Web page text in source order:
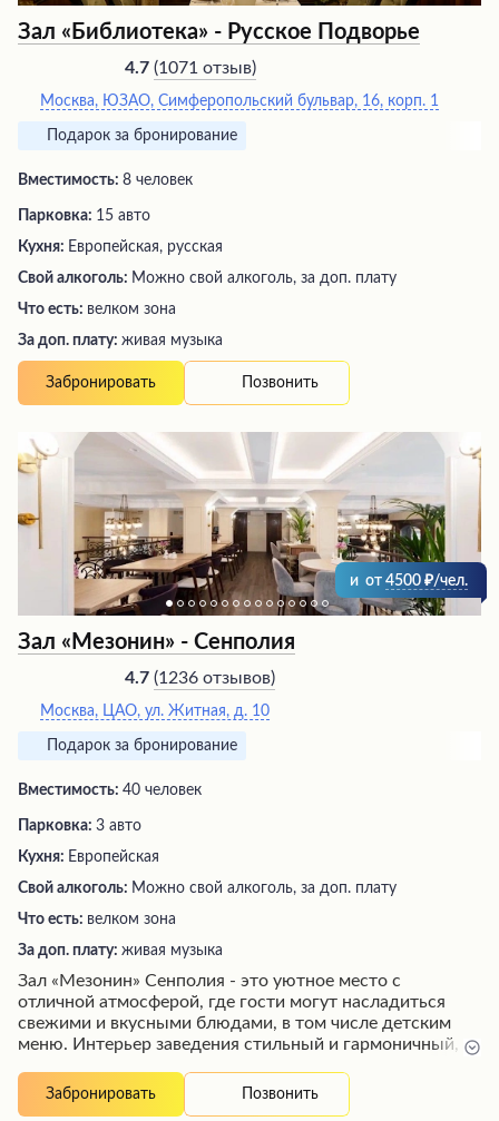
Зал «Библиотека» - Русское Подворье
4.7 (1071 отзыв)
Москва, ЮЗАО, Симферопольский бульвар, 16, корп. 1
Подарок за бронирование
Вместимость: 8 человек
Парковка: 15 авто
Кухня: Европейская, русская
Свой алкоголь: Можно свой алкоголь, за доп. плату
Что есть: велком зона
За доп. плату: живая музыка
Забронировать Позвонить
и от 4500 /чел.
Зал «Мезонин» - Сенполия
4.7 (1236 отзывов)
Москва, ЦАО, ул. Житная, д. 10
Подарок за бронирование
Вместимость: 40 человек
Парковка: 3 авто
Кухня: Европейская
Свой алкоголь: Можно свой алкоголь, за доп. плату
Что есть: велком зона
За доп. плату: живая музыка
Зал «Мезонин» Сенполия - это уютное место с
отличной атмосферой, где гости могут насладиться
свежими и вкусными блюдами, в том числе детским
меню. Интерьер заведения стильный и гармоничный, а
комфортную обстановку. Кроме того, в заведении часто
звучит живая музыка, задающая приятный ритм и
Забронировать Позвонить